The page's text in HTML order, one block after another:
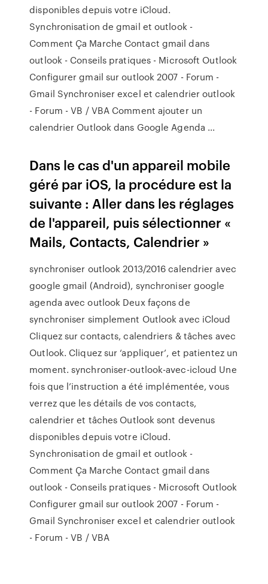
disponibles depuis votre iCloud.
Synchronisation de gmail et outlook -
Comment Ça Marche Contact gmail dans
outlook - Conseils pratiques - Microsoft Outlook
Configurer gmail sur outlook 2007 - Forum -
Gmail Synchroniser excel et calendrier outlook
- Forum - VB / VBA Comment ajouter un
calendrier Outlook dans Google Agenda ...
Dans le cas d'un appareil mobile
géré par iOS, la procédure est la
suivante : Aller dans les réglages
de l'appareil, puis sélectionner «
Mails, Contacts, Calendrier »
synchroniser outlook 2013/2016 calendrier avec
google gmail (Android), synchroniser google
agenda avec outlook Deux façons de
synchroniser simplement Outlook avec iCloud
Cliquez sur contacts, calendriers & tâches avec
Outlook. Cliquez sur ‘appliquer’, et patientez un
moment. synchroniser-outlook-avec-icloud Une
fois que l’instruction a été implémentée, vous
verrez que les détails de vos contacts,
calendrier et tâches Outlook sont devenus
disponibles depuis votre iCloud.
Synchronisation de gmail et outlook -
Comment Ça Marche Contact gmail dans
outlook - Conseils pratiques - Microsoft Outlook
Configurer gmail sur outlook 2007 - Forum -
Gmail Synchroniser excel et calendrier outlook
- Forum - VB / VBA